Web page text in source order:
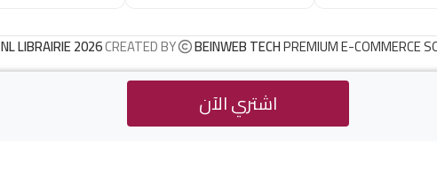
NL LIBRAIRIE 2026CREATED BY BEINWEB TECHPREMIUM E-COMMERCE
اشتري الآن